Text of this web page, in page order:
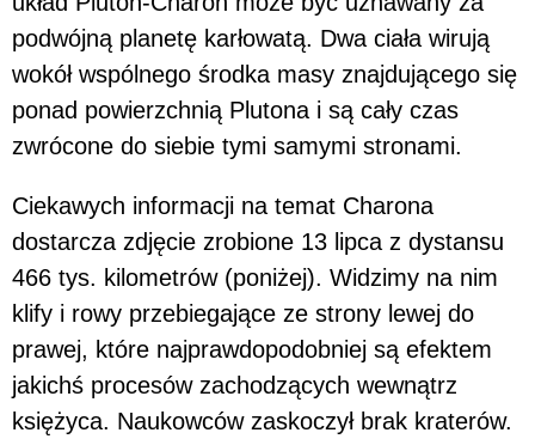
podwójną planetę karłowatą. Dwa ciała wirują
wokół wspólnego środka masy znajdującego się
ponad powierzchnią Plutona i są cały czas
zwrócone do siebie tymi samymi stronami.
Ciekawych informacji na temat Charona
dostarcza zdjęcie zrobione 13 lipca z dystansu
466 tys. kilometrów (poniżej). Widzimy na nim
klify i rowy przebiegające ze strony lewej do
prawej, które najprawdopodobniej są efektem
jakichś procesów zachodzących wewnątrz
księżyca. Naukowców zaskoczył brak kraterów.